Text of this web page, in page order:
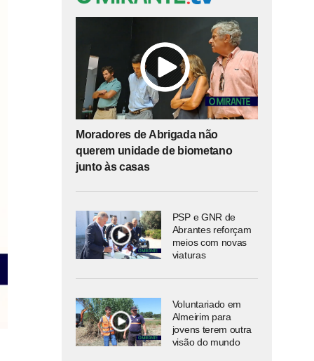
Moradores de Abrigada não
querem unidade de biometano
junto às casas
PSP e GNR de
Abrantes reforçam
meios com novas
viaturas
Voluntariado em
Almeirim para
jovens terem outra
visão do mundo